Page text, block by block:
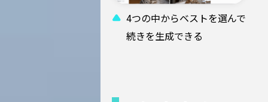
4つの中からベストを選んで
続きを生成できる